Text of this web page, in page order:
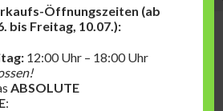
Öffnungszeiten (ab
bis Freitag, 10.07.):
12:00 Uhr – 18:00 Uhr
ABSOLUTE
: